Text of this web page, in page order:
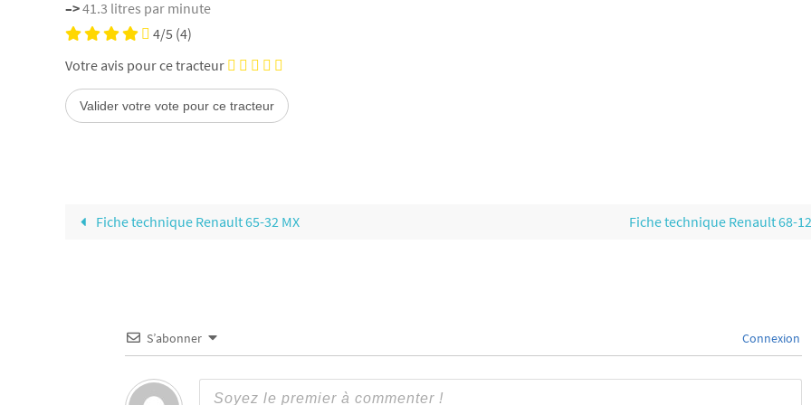
–>41.3 litres par minute
4/5 (4)
Votre avis pour ce tracteur
Fiche technique Renault 65-32 MX Fiche technique Renault 68-
S’abonner Connexion